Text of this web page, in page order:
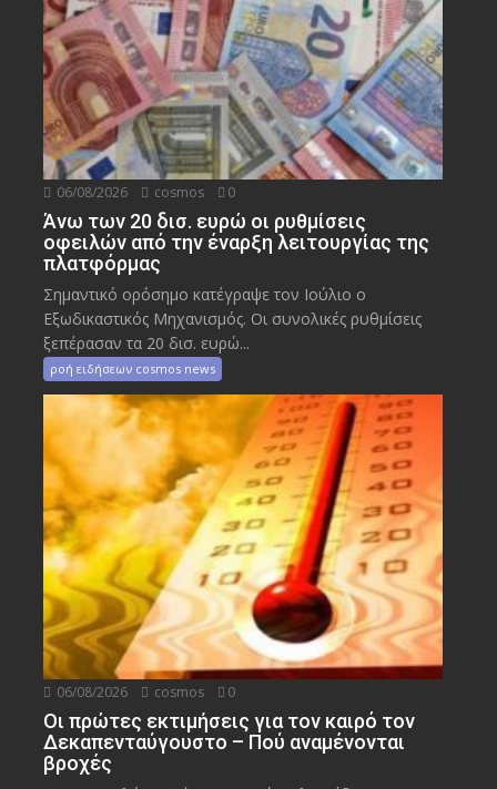
06/08/2026 cosmos 0
Άνω των 20 δισ. ευρώ οι ρυθμίσεις
οφειλών από την έναρξη λειτουργίας της
πλατφόρμας
Σημαντικό ορόσημο κατέγραψε τον Ιούλιο ο
Εξωδικαστικός Μηχανισμός. Οι συνολικές ρυθμίσεις
ξεπέρασαν τα 20 δισ. ευρώ...
ροή ειδήσεων cosmos news
06/08/2026 cosmos 0
Οι πρώτες εκτιμήσεις για τον καιρό τον
Δεκαπενταύγουστο – Πού αναμένονται
βροχές